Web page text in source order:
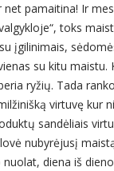
net pamaitina! Ir
toks
įgilinimais,
su kitu maistu.
ryžių. Tada
virtuvę kur
sandėliais
nubyrėjusį
diena iš